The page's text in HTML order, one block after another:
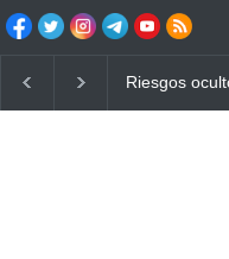
Riesgos ocultos: